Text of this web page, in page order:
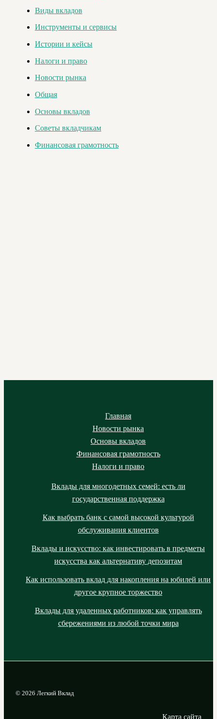
Виды вкладов
Инструменты и сервисы
Истории и кейсы
Налоги и право
Новости рынка
Общая
Основы вкладов
Советы вкладчикам
Финансовая грамотность
Главная
Новости рынка
Основы вкладов
Финансовая грамотность
Налоги и право
Вклады для многодетных семей: есть ли
государственная поддержка
Как выбрать банк с самой высокой культурой
обслуживания клиентов
Вклады и искусство: как инвестировать в предметы
искусства как альтернативу депозитам
Как использовать вклад для накопления на юбилей или
другое крупное торжество
Вклады для удаленных работников: как управлять
сбережениями из любой точки мира
© 2026 Легкий Вклад
Карта сайта